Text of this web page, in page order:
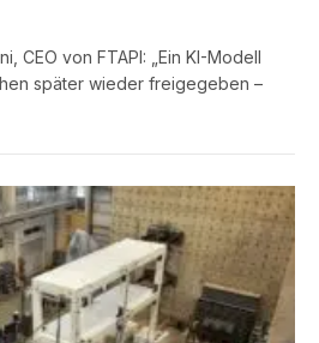
CEO von FTAPI: „Ein KI-Modell
später wieder freigegeben –